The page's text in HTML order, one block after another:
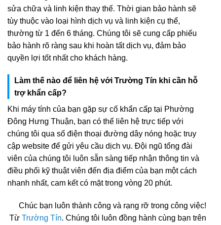
sửa chữa và linh kiện thay thế. Thời gian bảo hành sẽ
tùy thuộc vào loại hình dịch vụ và linh kiện cụ thể,
thường từ 1 đến 6 tháng. Chúng tôi sẽ cung cấp phiếu
bảo hành rõ ràng sau khi hoàn tất dịch vụ, đảm bảo
quyền lợi tốt nhất cho khách hàng.
Làm thế nào để liên hệ với Trường Tín khi cần hỗ
trợ khẩn cấp?
Khi máy tính của bạn gặp sự cố khẩn cấp tại Phường
Đông Hưng Thuận, bạn có thể liên hệ trực tiếp với
chúng tôi qua số điện thoại đường dây nóng hoặc truy
cập website để gửi yêu cầu dịch vụ. Đội ngũ tổng đài
viên của chúng tôi luôn sẵn sàng tiếp nhận thông tin và
điều phối kỹ thuật viên đến địa điểm của bạn một cách
nhanh nhất, cam kết có mặt trong vòng 20 phút.
Chúc bạn luôn thành công và rạng rỡ trong công việc!
Từ Trường Tín. Chúng tôi luôn đồng hành cùng bạn trên